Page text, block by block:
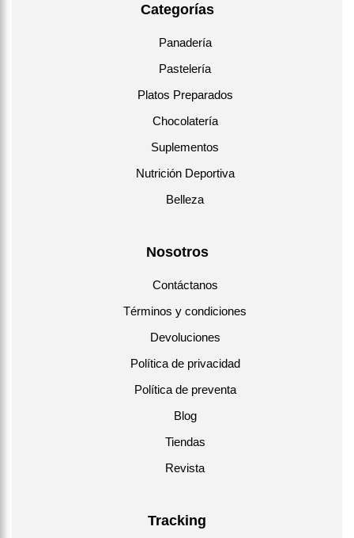
Categorías
Panadería
Pastelería
Platos Preparados
Chocolatería
Suplementos
Nutrición Deportiva
Belleza
Nosotros
Contáctanos
Términos y condiciones
Devoluciones
Política de privacidad
Política de preventa
Blog
Tiendas
Revista
Tracking